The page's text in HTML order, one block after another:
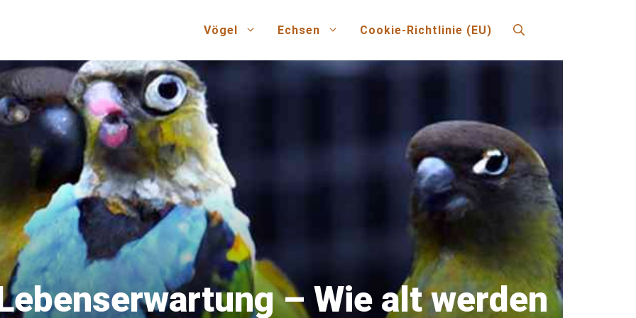
Vögel Echsen Cookie-Richtlinie (EU)
– Wie alt werden